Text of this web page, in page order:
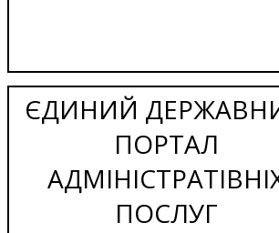
ЄДИНИЙ
ПОРТАЛ
ПОСЛУГ